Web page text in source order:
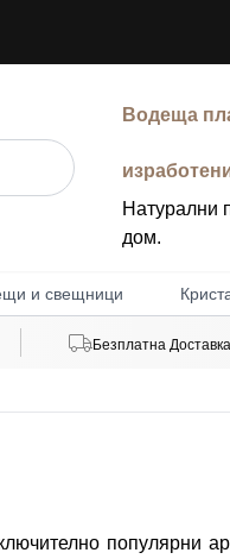
Водеща
Натурални
дом.
и свещници
Безплатна Доставка
популярни